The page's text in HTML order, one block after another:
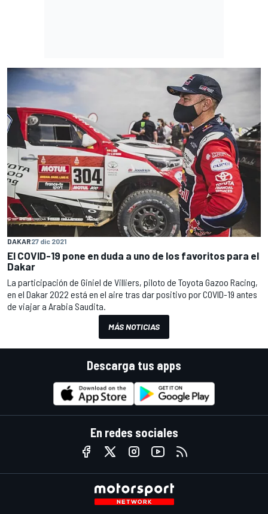
DAKAR27 dic 2021
El COVID-19 pone en duda a uno de los favoritos para el
Dakar
La participación de Giniel de Villiers, piloto de Toyota Gazoo Racing,
en el Dakar 2022 está en el aire tras dar positivo por COVID-19 antes
de viajar a Arabia Saudita.
MÁS NOTICIAS
Descarga tus apps
En redes sociales